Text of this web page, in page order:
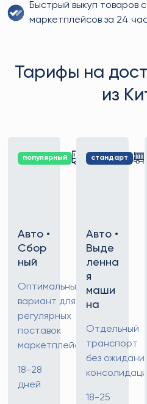
Быстрый выкуп товаров
маркетплейсов за 24
Тарифы на
из
популярный
Авто •
Сбор
ный
Оптимальный
вариант для
регулярных
поставок
маркетплейсов
18-28
дней
стандарт
Авто •
Выде
ленна
я
маши
на
Отдельный
транспорт
без ожидания
18-25